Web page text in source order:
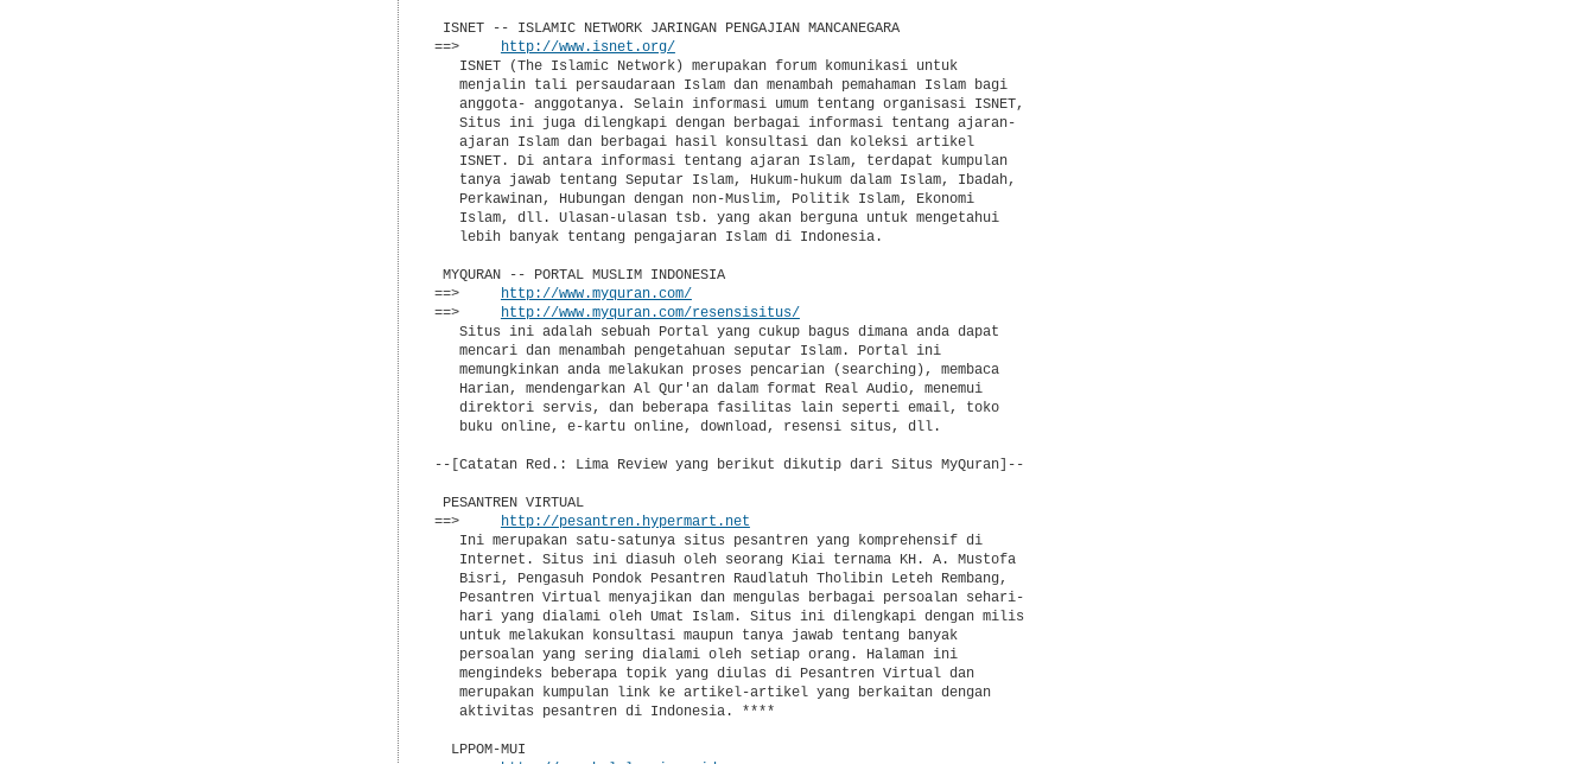
ISNET -- ISLAMIC NETWORK JARINGAN PENGAJIAN MANCANEGARA
==>
http://www.isnet.org/
   ISNET (The Islamic Network) merupakan forum komunikasi untuk
   menjalin tali persaudaraan Islam dan menambah pemahaman Islam bagi
   anggota- anggotanya. Selain informasi umum tentang organisasi ISNET,
   Situs ini juga dilengkapi dengan berbagai informasi tentang ajaran-
   ajaran Islam dan berbagai hasil konsultasi dan koleksi artikel
   ISNET. Di antara informasi tentang ajaran Islam, terdapat kumpulan
   tanya jawab tentang Seputar Islam, Hukum-hukum dalam Islam, Ibadah,
   Perkawinan, Hubungan dengan non-Muslim, Politik Islam, Ekonomi
   Islam, dll. Ulasan-ulasan tsb. yang akan berguna untuk mengetahui
   lebih banyak tentang pengajaran Islam di Indonesia.
MYQURAN -- PORTAL MUSLIM INDONESIA
==>
http://www.myquran.com/
==>
http://www.myquran.com/resensisitus/
   Situs ini adalah sebuah Portal yang cukup bagus dimana anda dapat
   mencari dan menambah pengetahuan seputar Islam. Portal ini
   memungkinkan anda melakukan proses pencarian (searching), membaca
   Harian, mendengarkan Al Qur'an dalam format Real Audio, menemui
   direktori servis, dan beberapa fasilitas lain seperti email, toko
   buku online, e-kartu online, download, resensi situs, dll.
--[Catatan Red.: Lima Review yang berikut dikutip dari Situs MyQuran]--
PESANTREN VIRTUAL
==>
http://pesantren.hypermart.net
   Ini merupakan satu-satunya situs pesantren yang komprehensif di
   Internet. Situs ini diasuh oleh seorang Kiai ternama KH. A. Mustofa
   Bisri, Pengasuh Pondok Pesantren Raudlatuh Tholibin Leteh Rembang,
   Pesantren Virtual menyajikan dan mengulas berbagai persoalan sehari-
   hari yang dialami oleh Umat Islam. Situs ini dilengkapi dengan milis
   untuk melakukan konsultasi maupun tanya jawab tentang banyak
   persoalan yang sering dialami oleh setiap orang. Halaman ini
   mengindeks beberapa topik yang diulas di Pesantren Virtual dan
   merupakan kumpulan link ke artikel-artikel yang berkaitan dengan
   aktivitas pesantren di Indonesia. ****
  LPPOM-MUI